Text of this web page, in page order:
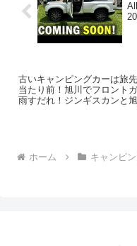
古いキャンピングカーは旅
当たり前！旭川でフロント
雨すだれ！ジンギスカンと旭
ホーム キャンピ